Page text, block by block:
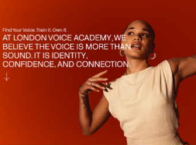
London Voice Academy